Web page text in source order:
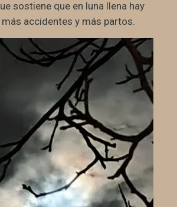
sostiene que en luna llena hay
accidentes y más partos.